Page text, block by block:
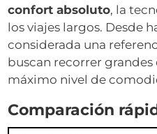
confort absoluto, la
los viajes largos. Desde
considerada una
buscan recorrer grandes
máximo nivel de
Comparación